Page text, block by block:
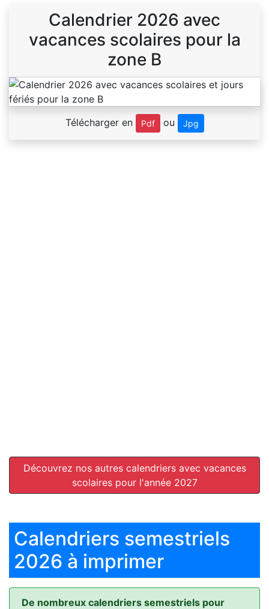
Calendrier 2026 avec
vacances scolaires pour la
zone B
Télécharger en Pdf ou Jpg
Découvrez nos autres calendriers avec vacances
scolaires pour l'année 2027
Calendriers semestriels
2026 à imprimer
De nombreux calendriers semestriels pour